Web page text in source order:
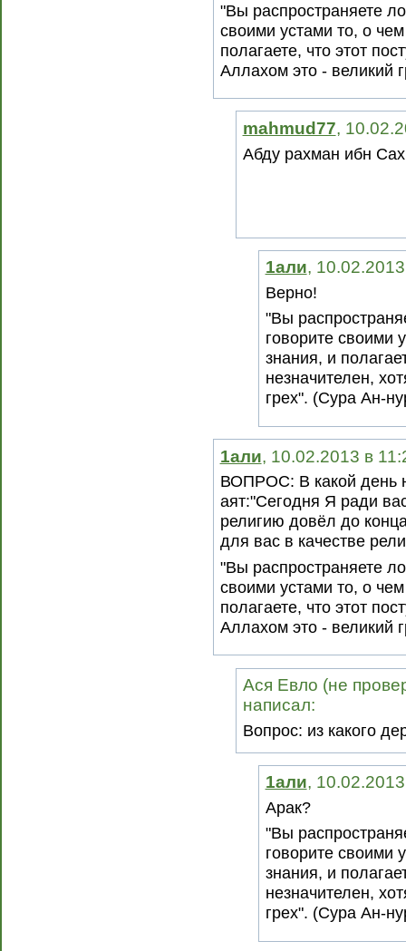
"Вы распространяете
своими устами то, о
полагаете, что этот
Аллахом это - великий
mahmud77,
Абду рахман ибн
1али,
Верно!
"Вы
говорите своими
знания, и
незначителен,
грех". (Сура Ан-
1али, 10.02.2013 в
ВОПРОС: В какой день
аят:"Сегодня Я ради
религию довёл до
для вас в качестве
"Вы распространяете
своими устами то, о
полагаете, что этот
Аллахом это - великий
Ася Евло (не
написал:
Вопрос: из какого
1али,
Арак?
"Вы
говорите своими
знания, и
незначителен,
грех". (Сура Ан-